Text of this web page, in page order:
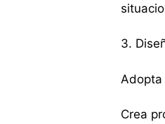
3.
Crea